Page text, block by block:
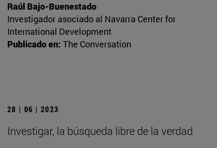
Raúl Bajo-Buenestado
Investigador asociado al Navarra Center for
International Development
Publicado en: The Conversation
28 | 06 | 2023
Investigar, la búsqueda libre de la verdad